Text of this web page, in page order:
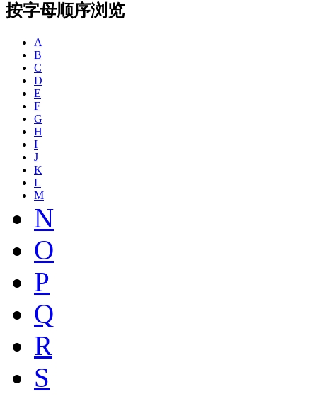
按字母顺序浏览
A
B
C
D
E
F
G
H
I
J
K
L
M
N
O
P
Q
R
S